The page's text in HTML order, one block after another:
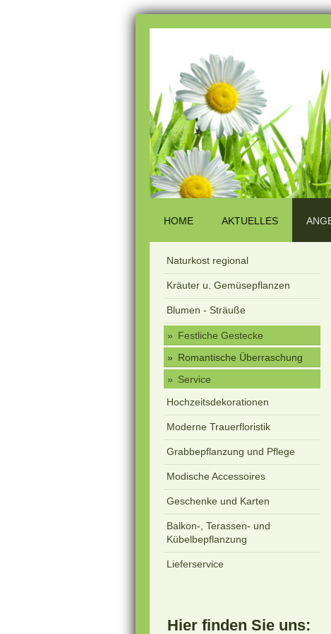
HOME AKTUELLES
Naturkost regional
Kräuter u. Gemüsepflanzen
Blumen - Sträuße
Festliche Gestecke
Romantische Überraschung
Service
Hochzeitsdekorationen
Moderne Trauerfloristik
Grabbepflanzung und Pflege
Modische Accessoires
Geschenke und Karten
Balkon-, Terassen- und
Kübelbepflanzung
Lieferservice
Hier finden Sie uns: